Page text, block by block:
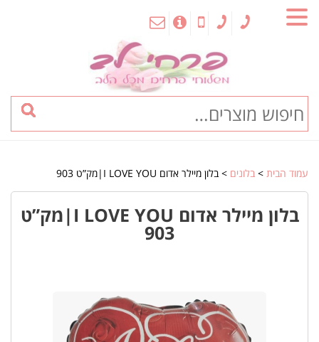
עמוד הבית > בלונים > בלון מיילר אדום I LOVE YOU|מק”ט 903
בלון מיילר אדום I LOVE YOU|מק”ט
903